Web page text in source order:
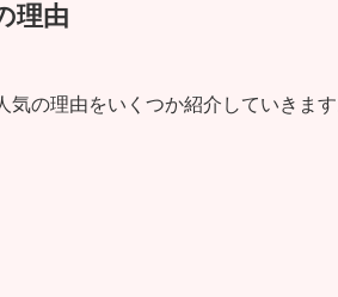
理由
の理由をいくつか紹介していきます